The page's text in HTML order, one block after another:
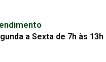
a Sexta de 7h às 13h